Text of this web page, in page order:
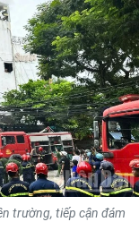
trường, tiếp cận đám